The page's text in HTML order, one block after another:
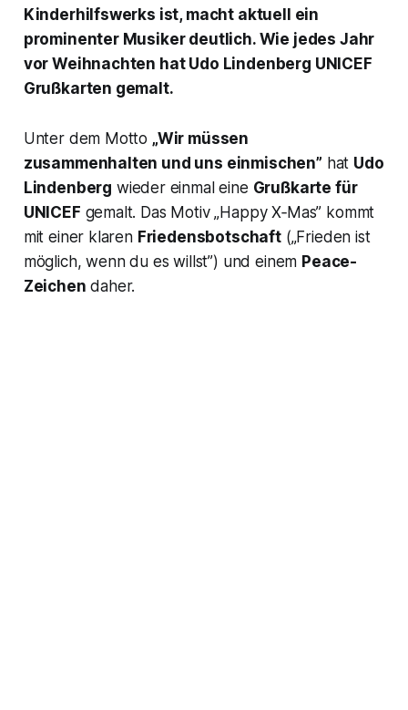
Kinderhilfswerks ist, macht aktuell ein
prominenter Musiker deutlich. Wie jedes Jahr
vor Weihnachten hat Udo Lindenberg UNICEF
Grußkarten gemalt.
Unter dem Motto „Wir müssen
zusammenhalten und uns einmischen” hat Udo
Lindenberg wieder einmal eine Grußkarte für
UNICEF gemalt. Das Motiv „Happy X‑Mas” kommt
mit einer klaren Friedensbotschaft(„Frieden ist
möglich, wenn du es willst”) und einem Peace-
Zeichen daher.